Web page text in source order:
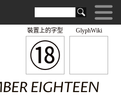
GlyphWiki
⑱
裝置上的字型
EIGHTEEN